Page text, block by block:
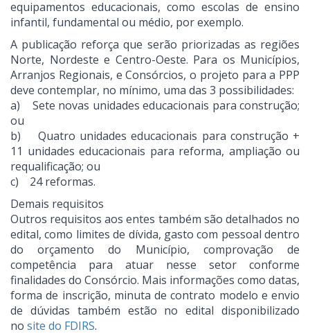
equipamentos educacionais, como escolas de ensino
infantil, fundamental ou médio, por exemplo.
A publicação reforça que serão priorizadas as regiões
Norte, Nordeste e Centro-Oeste. Para os Municípios,
Arranjos Regionais, e Consórcios, o projeto para a PPP
deve contemplar, no mínimo, uma das 3 possibilidades:
a) Sete novas unidades educacionais para construção;
ou
b) Quatro unidades educacionais para construção +
11 unidades educacionais para reforma, ampliação ou
requalificação; ou
c) 24 reformas.
Demais requisitos
Outros requisitos aos entes também são detalhados no
edital, como limites de dívida, gasto com pessoal dentro
do orçamento do Município, comprovação de
competência para atuar nesse setor conforme
finalidades do Consórcio. Mais informações como datas,
forma de inscrição, minuta de contrato modelo e envio
de dúvidas também estão no edital disponibilizado
no site do FDIRS.